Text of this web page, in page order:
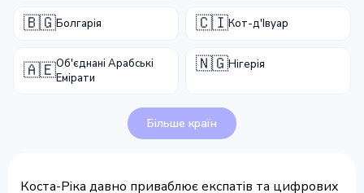
🇧🇬Болгарія 🇨🇮Кот-д'Івуар
🇦🇪Об'єднані Арабські
Емірати
🇳🇬Нігерія
Більше країн
Коста-Ріка давно приваблює експатів та цифрових